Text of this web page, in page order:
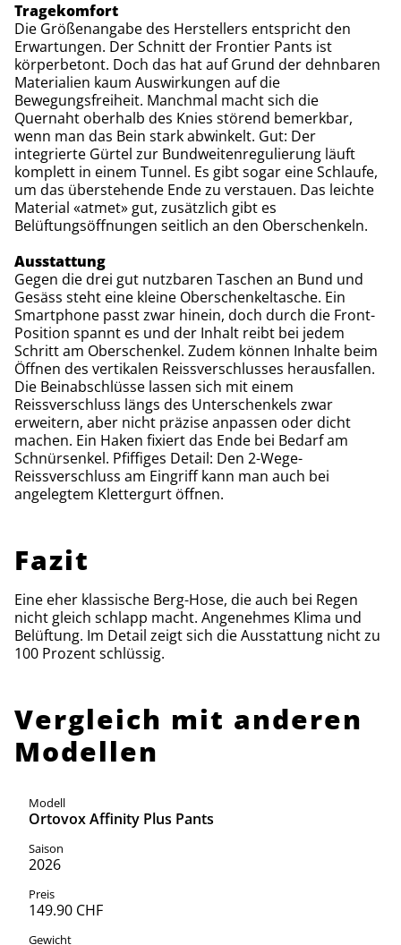
Tragekomfort
Die Größenangabe des Herstellers entspricht den
Erwartungen. Der Schnitt der Frontier Pants ist
körperbetont. Doch das hat auf Grund der dehnbaren
Materialien kaum Auswirkungen auf die
Bewegungsfreiheit. Manchmal macht sich die
Quernaht oberhalb des Knies störend bemerkbar,
wenn man das Bein stark abwinkelt. Gut: Der
integrierte Gürtel zur Bundweitenregulierung läuft
komplett in einem Tunnel. Es gibt sogar eine Schlaufe,
um das überstehende Ende zu verstauen. Das leichte
Material «atmet» gut, zusätzlich gibt es
Belüftungsöffnungen seitlich an den Oberschenkeln.
Ausstattung
Gegen die drei gut nutzbaren Taschen an Bund und
Gesäss steht eine kleine Oberschenkeltasche. Ein
Smartphone passt zwar hinein, doch durch die Front-
Position spannt es und der Inhalt reibt bei jedem
Schritt am Oberschenkel. Zudem können Inhalte beim
Öffnen des vertikalen Reissverschlusses herausfallen.
Die Beinabschlüsse lassen sich mit einem
Reissverschluss längs des Unterschenkels zwar
erweitern, aber nicht präzise anpassen oder dicht
machen. Ein Haken fixiert das Ende bei Bedarf am
Schnürsenkel. Pfiffiges Detail: Den 2-Wege-
Reissverschluss am Eingriff kann man auch bei
angelegtem Klettergurt öffnen.
Fazit
Eine eher klassische Berg-Hose, die auch bei Regen
nicht gleich schlapp macht. Angenehmes Klima und
Belüftung. Im Detail zeigt sich die Ausstattung nicht zu
100 Prozent schlüssig.
Vergleich mit anderen
Modellen
Ortovox Affinity Plus Pants
2026
149.90 CHF